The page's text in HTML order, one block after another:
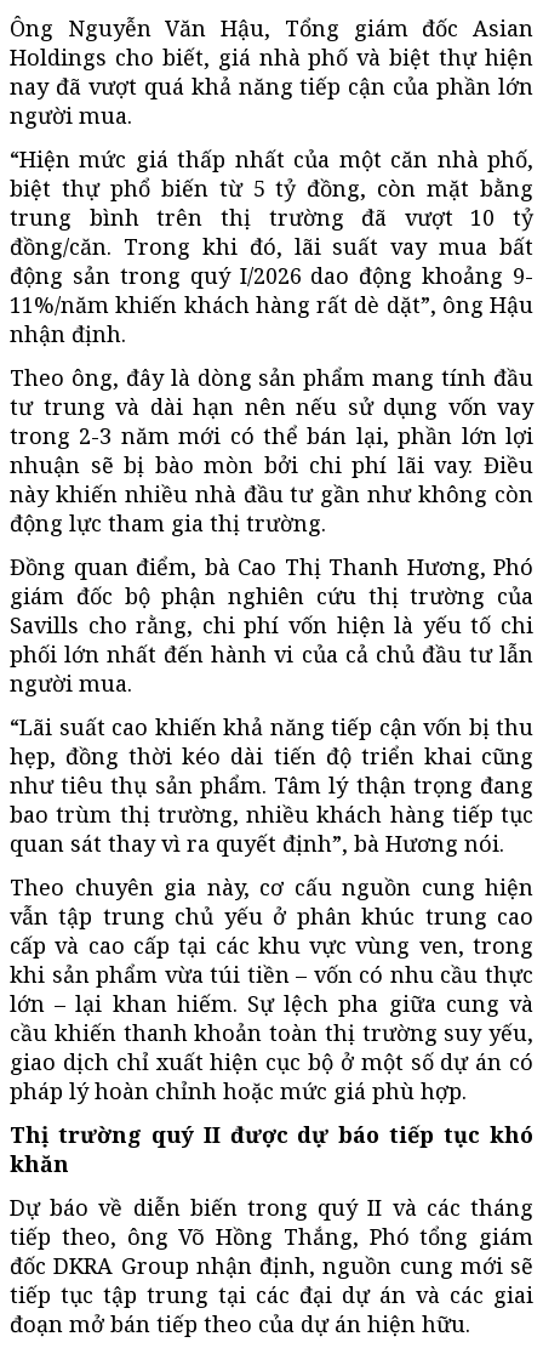
Ông Nguyễn Văn Hậu, Tổng giám đốc Asian
Holdings cho biết, giá nhà phố và biệt thự hiện
nay đã vượt quá khả năng tiếp cận của phần lớn
người mua.
“Hiện mức giá thấp nhất của một căn nhà phố,
biệt thự phổ biến từ 5 tỷ đồng, còn mặt bằng
trung bình trên thị trường đã vượt 10 tỷ
đồng/căn. Trong khi đó, lãi suất vay mua bất
động sản trong quý I/2026 dao động khoảng 9-
11%/năm khiến khách hàng rất dè dặt”, ông Hậu
nhận định.
Theo ông, đây là dòng sản phẩm mang tính đầu
tư trung và dài hạn nên nếu sử dụng vốn vay
trong 2-3 năm mới có thể bán lại, phần lớn lợi
nhuận sẽ bị bào mòn bởi chi phí lãi vay. Điều
này khiến nhiều nhà đầu tư gần như không còn
động lực tham gia thị trường.
Đồng quan điểm, bà Cao Thị Thanh Hương, Phó
giám đốc bộ phận nghiên cứu thị trường của
Savills cho rằng, chi phí vốn hiện là yếu tố chi
phối lớn nhất đến hành vi của cả chủ đầu tư lẫn
người mua.
“Lãi suất cao khiến khả năng tiếp cận vốn bị thu
hẹp, đồng thời kéo dài tiến độ triển khai cũng
như tiêu thụ sản phẩm. Tâm lý thận trọng đang
bao trùm thị trường, nhiều khách hàng tiếp tục
quan sát thay vì ra quyết định”, bà Hương nói.
Theo chuyên gia này, cơ cấu nguồn cung hiện
vẫn tập trung chủ yếu ở phân khúc trung cao
cấp và cao cấp tại các khu vực vùng ven, trong
khi sản phẩm vừa túi tiền – vốn có nhu cầu thực
lớn – lại khan hiếm. Sự lệch pha giữa cung và
cầu khiến thanh khoản toàn thị trường suy yếu,
giao dịch chỉ xuất hiện cục bộ ở một số dự án có
pháp lý hoàn chỉnh hoặc mức giá phù hợp.
Thị trường quý II được dự báo tiếp tục khó
khăn
Dự báo về diễn biến trong quý II và các tháng
tiếp theo, ông Võ Hồng Thắng, Phó tổng giám
đốc DKRA Group nhận định, nguồn cung mới sẽ
tiếp tục tập trung tại các đại dự án và các giai
đoạn mở bán tiếp theo của dự án hiện hữu.